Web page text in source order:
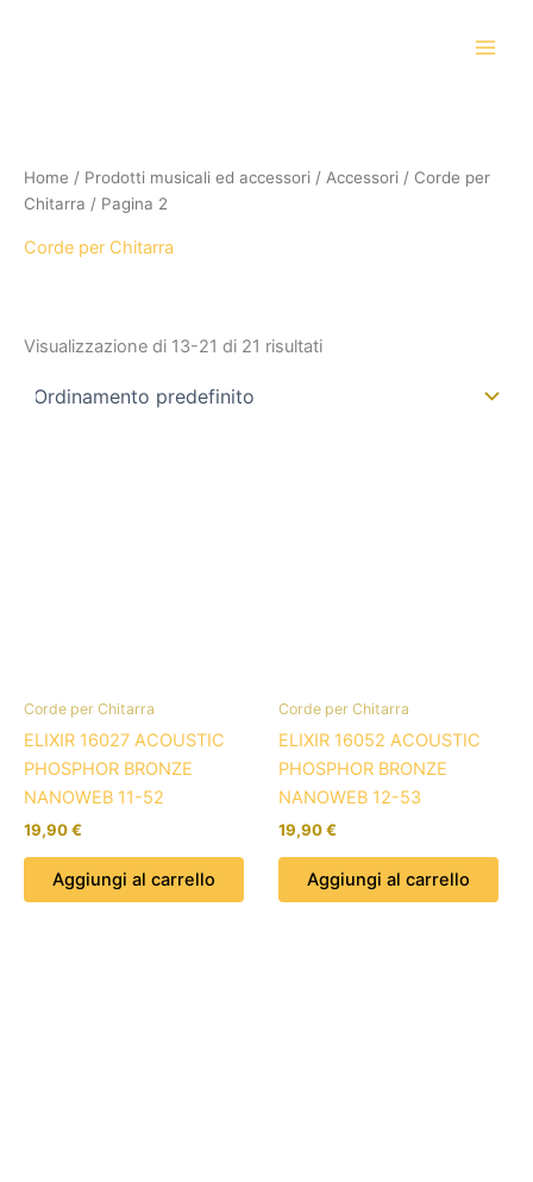
Home / Prodotti musicali ed accessori / Accessori / Corde per
Chitarra / Pagina 2
Corde per Chitarra
Visualizzazione di 13-21 di 21 risultati
Corde per Chitarra
ELIXIR 16027 ACOUSTIC
PHOSPHOR BRONZE
NANOWEB 11-52
19,90€
Aggiungi al carrello
Corde per Chitarra
ELIXIR 16052 ACOUSTIC
PHOSPHOR BRONZE
NANOWEB 12-53
19,90€
Aggiungi al carrello